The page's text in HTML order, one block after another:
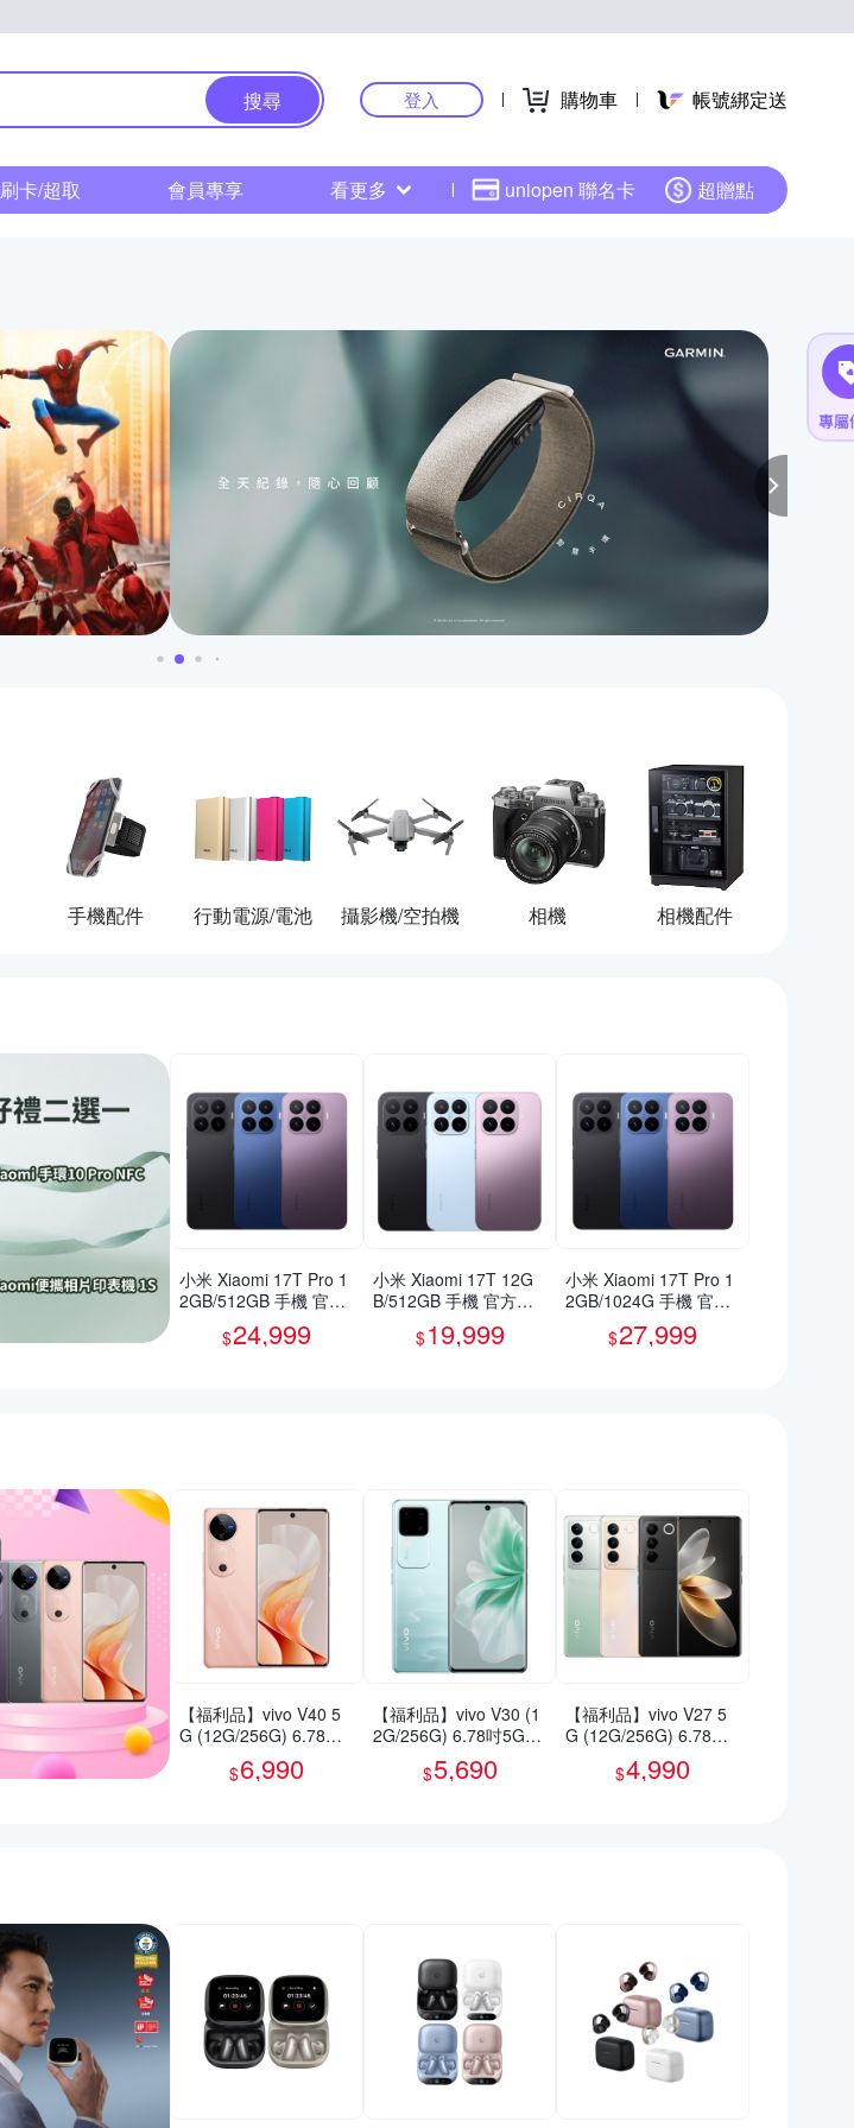
搜尋 登入 購物車 帳號綁定送
刷卡/超取 會員專享 看更多 uniopen 聯名卡 超贈點
手機配件 行動電源/電池 攝影機/空拍機 相機 相機配件
小米 Xiaomi 17T Pro 1
2GB/512GB 手機 官方
$24,999
小米 Xiaomi 17T 12G
B/512GB 手機 官方旗
$19,999
小米 Xiaomi 17T Pro 1
2GB/1024G 手機 官方
$27,999
【福利品】vivo V40 5
G (12G/256G) 6.78吋
智慧型手機(9成新)
$6,990
【福利品】vivo V30 (1
2G/256G) 6.78吋5G智
慧型手機(9成新)
$5,690
【福利品】vivo V27 5
G (12G/256G) 6.78吋
智慧型手機(9成新)
$4,990